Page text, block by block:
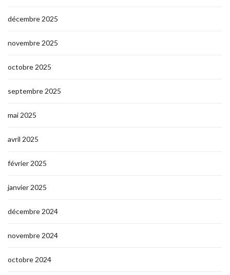
décembre 2025
novembre 2025
octobre 2025
septembre 2025
mai 2025
avril 2025
février 2025
janvier 2025
décembre 2024
novembre 2024
octobre 2024